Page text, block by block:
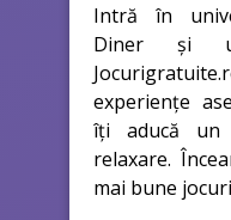
Intră în
Diner și
experiențe
îți aducă un
relaxare.
mai bune